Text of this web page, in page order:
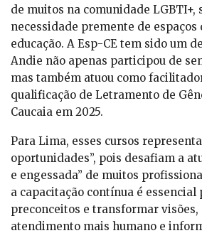
de muitos na comunidade LGBTI+,
necessidade premente de espaços
educação. A Esp-CE tem sido um
Andie não apenas participou de
mas também atuou como
qualificação de Letramento de
Caucaia em 2025.
Para Lima, esses cursos
oportunidades”, pois desafiam a
e engessada” de muitos
a capacitação contínua é
preconceitos e transformar
atendimento mais humano e